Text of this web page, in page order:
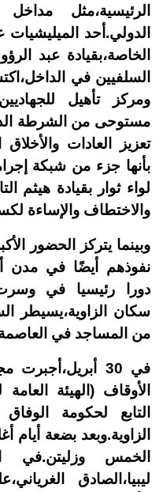
الرئيسية،مثل
الدولي.أحد
الخاصة،بقيادة عبد
السلفيين في
ومركز تأهيل
مستوحى من الشرطة
تعزيز العادات
بأنها جزء من شبكة
لواء ثوار بقيادة هيثم
والاختطاف والإساءة
وبينما يتركز الحضور
نفوذهم أيضًا في مدن
دورا رئيسيا في
من المساجد في
في 30
الأوقاف (الهيئة
التابع لحكومة
الزاوية.وبعد بضعة
الخمس وزليتن.في
ليبيا،الصادق